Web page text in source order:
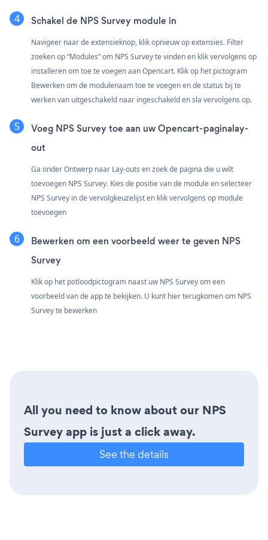
Schakel de NPS Survey module in
Navigeer naar de extensieknop, klik opnieuw op extensies. Filter
zoeken op “Modules” om NPS Survey te vinden en klik vervolgens op
installeren om toe te voegen aan Opencart. Klik op het pictogram
Bewerken om de modulenaam toe te voegen en de status bij te
werken van uitgeschakeld naar ingeschakeld en sla vervolgens op.
Voeg NPS Survey toe aan uw Opencart-paginalay-
out
Ga onder Ontwerp naar Lay-outs en zoek de pagina die u wilt
toevoegen NPS Survey. Kies de positie van de module en selecteer
NPS Survey in de vervolgkeuzelijst en klik vervolgens op module
toevoegen
Bewerken om een voorbeeld weer te geven NPS
Survey
Klik op het potloodpictogram naast uw NPS Survey om een
voorbeeld van de app te bekijken. U kunt hier terugkomen om NPS
Survey te bewerken
All you need to know about our NPS
Survey app is just a click away.
See the details